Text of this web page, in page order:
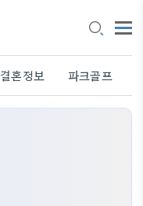
결혼정보 파크골프